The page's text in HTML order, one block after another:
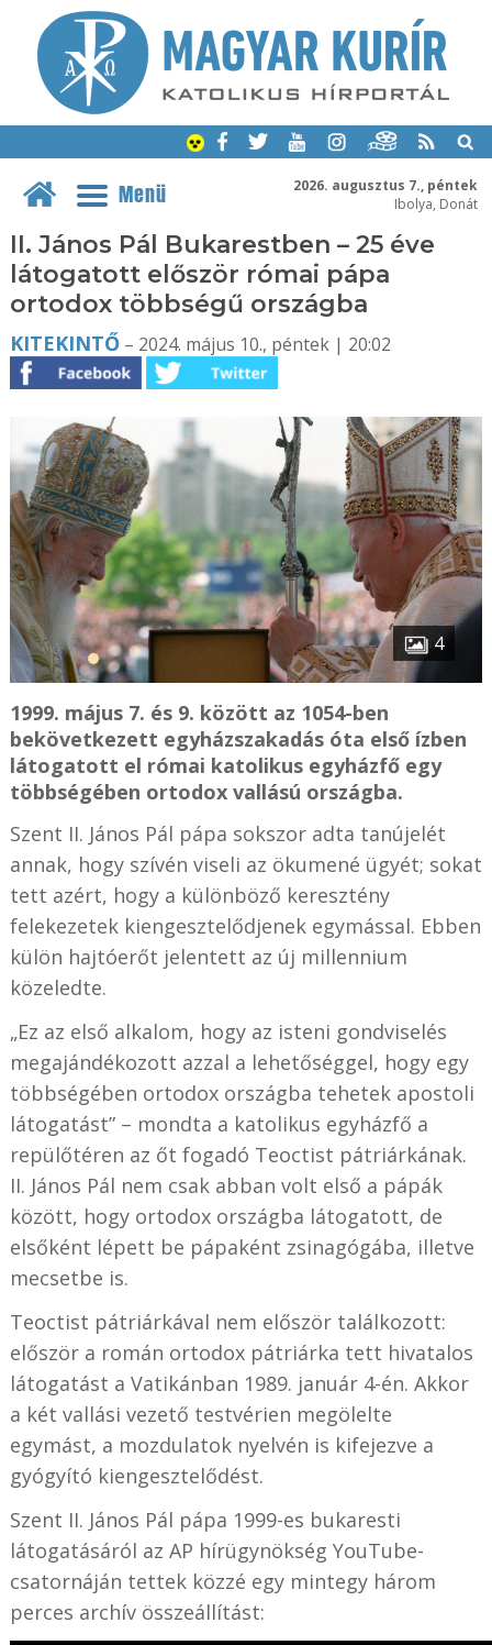
2026. augusztus 7., péntek
Ibolya, Donát
Menü
II. János Pál Bukarestben – 25 éve
látogatott először római pápa
ortodox többségű országba
KITEKINTŐ– 2024. május 10., péntek | 20:02
4
1999. május 7. és 9. között az 1054-ben
bekövetkezett egyházszakadás óta első ízben
látogatott el római katolikus egyházfő egy
többségében ortodox vallású országba.
Szent II. János Pál pápa sokszor adta tanújelét
annak, hogy szívén viseli az ökumené ügyét; sokat
tett azért, hogy a különböző keresztény
felekezetek kiengesztelődjenek egymással. Ebben
külön hajtóerőt jelentett az új millennium
közeledte.
„Ez az első alkalom, hogy az isteni gondviselés
megajándékozott azzal a lehetőséggel, hogy egy
többségében ortodox országba tehetek apostoli
látogatást” – mondta a katolikus egyházfő a
repülőtéren az őt fogadó Teoctist pátriárkának.
II. János Pál nem csak abban volt első a pápák
között, hogy ortodox országba látogatott, de
elsőként lépett be pápaként zsinagógába, illetve
mecsetbe is.
Teoctist pátriárkával nem először találkozott:
először a román ortodox pátriárka tett hivatalos
látogatást a Vatikánban 1989. január 4-én. Akkor
a két vallási vezető testvérien megölelte
egymást, a mozdulatok nyelvén is kifejezve a
gyógyító kiengesztelődést.
Szent II. János Pál pápa 1999-es bukaresti
látogatásáról az AP hírügynökség YouTube-
csatornáján tettek közzé egy mintegy három
perces archív összeállítást: